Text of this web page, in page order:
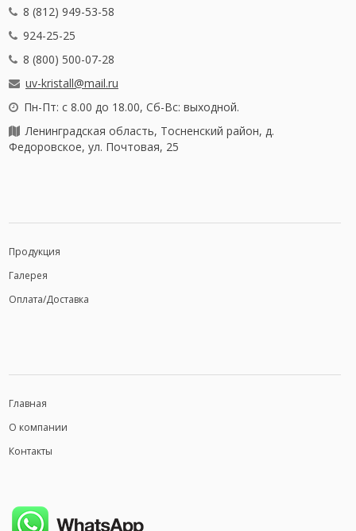
8 (812) 949-53-58
924-25-25
8 (800) 500-07-28
uv-kristall@mail.ru
Пн-Пт: с 8.00 до 18.00, Сб-Вс: выходной.
Ленинградская область, Тосненский район, д.
Федоровское, ул. Почтовая, 25
Продукция
Галерея
Оплата/Доставка
Главная
О компании
Контакты